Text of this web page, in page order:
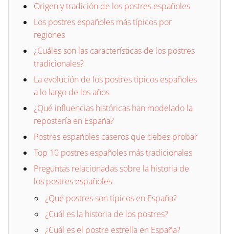
Origen y tradición de los postres españoles
Los postres españoles más típicos por
regiones
¿Cuáles son las características de los postres
tradicionales?
La evolución de los postres típicos españoles
a lo largo de los años
¿Qué influencias históricas han modelado la
repostería en España?
Postres españoles caseros que debes probar
Top 10 postres españoles más tradicionales
Preguntas relacionadas sobre la historia de
los postres españoles
¿Qué postres son típicos en España?
¿Cuál es la historia de los postres?
¿Cuál es el postre estrella en España?